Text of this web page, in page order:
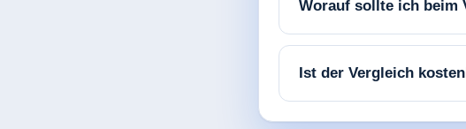
Worauf sollte ich beim
Ist der Vergleich